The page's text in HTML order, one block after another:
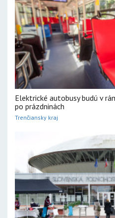
Elektrické autobusy budú v
po prázdninách
Trenčiansky kraj